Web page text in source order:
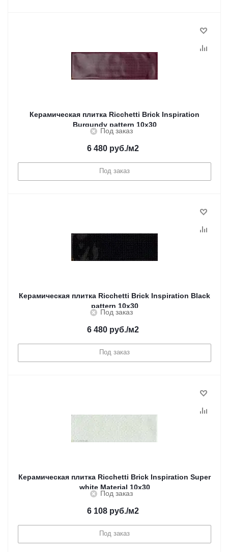
Керамическая плитка Ricchetti Brick Inspiration
Burgundy pattern 10x30
Под заказ
6 480руб./м2
Под заказ
Керамическая плитка Ricchetti Brick Inspiration Black
pattern 10x30
Под заказ
6 480руб./м2
Под заказ
Керамическая плитка Ricchetti Brick Inspiration Super
white Material 10x30
Под заказ
6 108руб./м2
Под заказ